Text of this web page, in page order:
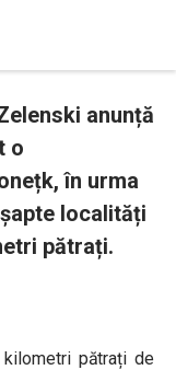
anunță
o
în urma
localități
pătrați.
pătrați de